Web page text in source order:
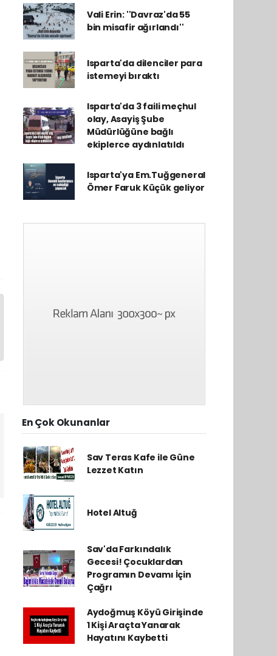
Vali Erin: ''Davraz'da 55
bin misafir ağırlandı''
Isparta'da dilenciler para
istemeyi bıraktı
Isparta'da 3 faili meçhul
olay, Asayiş Şube
Müdürlüğüne bağlı
ekiplerce aydınlatıldı
Isparta'ya Em.Tuğgeneral
Ömer Faruk Küçük geliyor
En Çok Okunanlar
Sav Teras Kafe ile Güne
Lezzet Katın
Hotel Altuğ
Sav'da Farkındalık
Gecesi! Çocuklardan
Programın Devamı İçin
Çağrı
Aydoğmuş Köyü Girişinde
1 Kişi Araçta Yanarak
Hayatını Kaybetti